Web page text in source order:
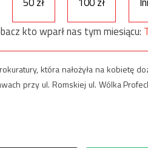
kto wparł nas tym miesiącu:
która nałożyła na kobietę
przy ul. Romskiej ul. Wólka